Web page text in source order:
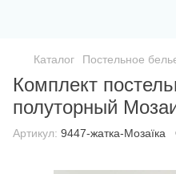
Каталог Постельное
Комплект
полуторный
Артикул: 9447-жатка-Мозаїка